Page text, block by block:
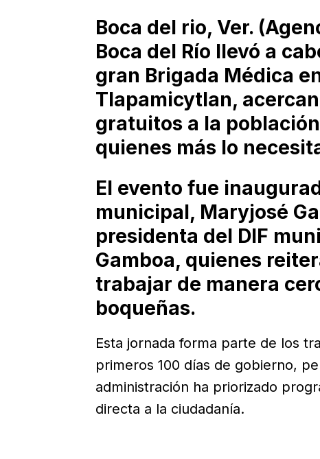
Boca del rio, Ver.
Boca del Río llevó a
gran Brigada Médica
Tlapamicytlan,
gratuitos a la
quienes más lo
El evento fue
municipal, Maryjosé
presidenta del DIF
Gamboa, quienes
trabajar de manera
boqueñas.
Esta jornada forma parte de los
primeros 100 días de gobierno,
administración ha priorizado
directa a la ciudadanía.